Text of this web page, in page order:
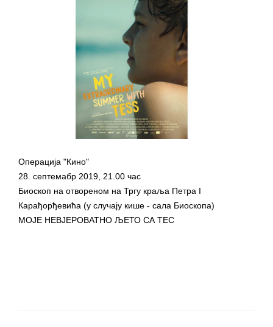
ДОДАТАК ЗА ДЕМОБИЛИСАНЕ БОРЦЕ
ВОЈСКЕ РЕПУБЛИКЕ СРПСКЕ У СТАЊУ
СОЦИЈАЛНЕ ПОТРЕБЕ
Обрасци захтјева за регресирано
гориво доступни од 13. марта до 15.
новембра
Захтјев за издавање ПОНОСНЕ КАРТИЦЕ
Обавјештење за предузетника - Вера
Ујић
ЈАВНИ ПОЗИВ ЗА ПРИЈАВУ
НЕПРОПИСНОГ ОДЛАГАЊА ОТПАДА УЗ
ДОДЈЕЛУ ФИНАНСИЈСКЕ НАГРАДЕ
Операција "Кино"
28. септемабр 2019, 21.00 час
Биоскоп на отвореном на Тргу краља Петра I
Карађорђевића (у случају кише - сала Биоскопа)
МОЈЕ НЕВЈЕРОВАТНО ЉЕТО СА ТЕС